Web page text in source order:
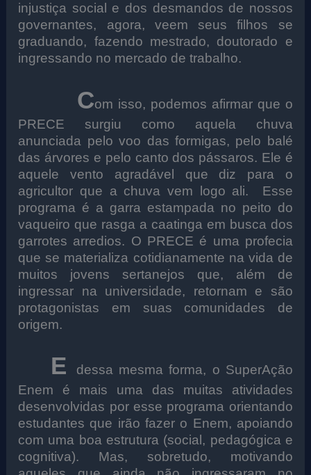
injustiça social e dos desmandos de nossos
governantes, agora, veem seus filhos se
graduando, fazendo mestrado, doutorado e
ingressando no mercado de trabalho.
Com isso, podemos afirmar que o
PRECE surgiu como aquela chuva
anunciada pelo voo das formigas, pelo balé
das árvores e pelo canto dos pássaros. Ele é
aquele vento agradável que diz para o
agricultor que a chuva vem logo ali.
Esse
programa é a garra estampada no peito do
vaqueiro que rasga a caatinga em busca dos
garrotes arredios. O PRECE é uma profecia
que se materializa cotidianamente na vida de
muitos jovens sertanejos que, além de
ingressar na universidade, retornam e são
protagonistas em suas comunidades de
origem.
E
dessa mesma forma, o SuperAção
Enem é mais uma das muitas atividades
desenvolvidas por esse programa orientando
estudantes que irão fazer o Enem, apoiando
com uma boa estrutura (social, pedagógica e
cognitiva). Mas, sobretudo, motivando